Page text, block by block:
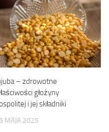
– zdrowotne
głożyny
i jej składniki
MAJA 2025